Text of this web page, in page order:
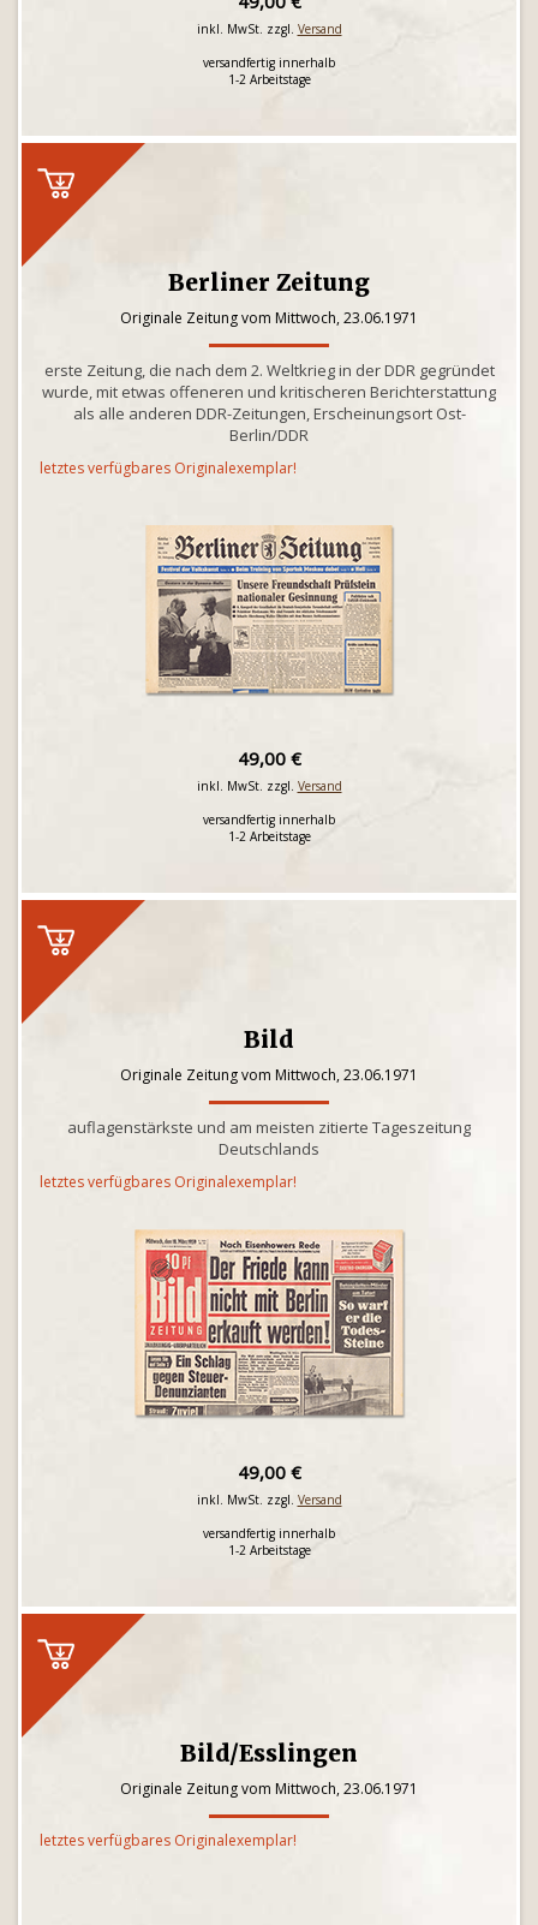
inkl. MwSt. zzgl. Versand
versandfertig innerhalb
1-2 Arbeitstage
Berliner Zeitung
Originale Zeitung vom Mittwoch, 23.06.1971
erste Zeitung, die nach dem 2. Weltkrieg in der DDR gegründet
wurde, mit etwas offeneren und kritischeren Berichterstattung
als alle anderen DDR-Zeitungen, Erscheinungsort Ost-
Berlin/DDR
letztes verfügbares Originalexemplar!
49,00 €
inkl. MwSt. zzgl. Versand
versandfertig innerhalb
1-2 Arbeitstage
Bild
Originale Zeitung vom Mittwoch, 23.06.1971
auflagenstärkste und am meisten zitierte Tageszeitung
Deutschlands
letztes verfügbares Originalexemplar!
49,00 €
inkl. MwSt. zzgl. Versand
versandfertig innerhalb
1-2 Arbeitstage
Bild/Esslingen
Originale Zeitung vom Mittwoch, 23.06.1971
letztes verfügbares Originalexemplar!